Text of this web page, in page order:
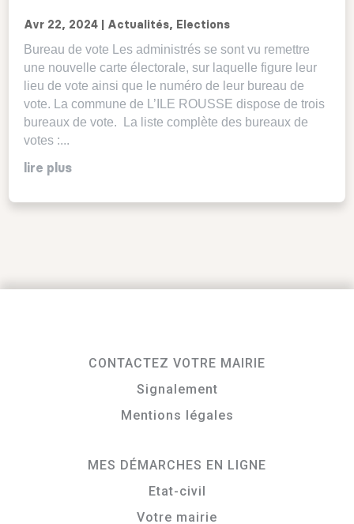
Avr 22, 2024 Actualités, Elections
Bureau de vote Les administrés se sont vu remettre
une nouvelle carte électorale, sur laquelle figure leur
lieu de vote ainsi que le numéro de leur bureau de
vote. La commune de L’ILE ROUSSE dispose de trois
bureaux de vote. La liste complète des bureaux de
votes :...
lire plus
CONTACTEZ VOTRE MAIRIE
Signalement
Mentions légales
MES DÉMARCHES EN LIGNE
Etat-civil
Votre mairie